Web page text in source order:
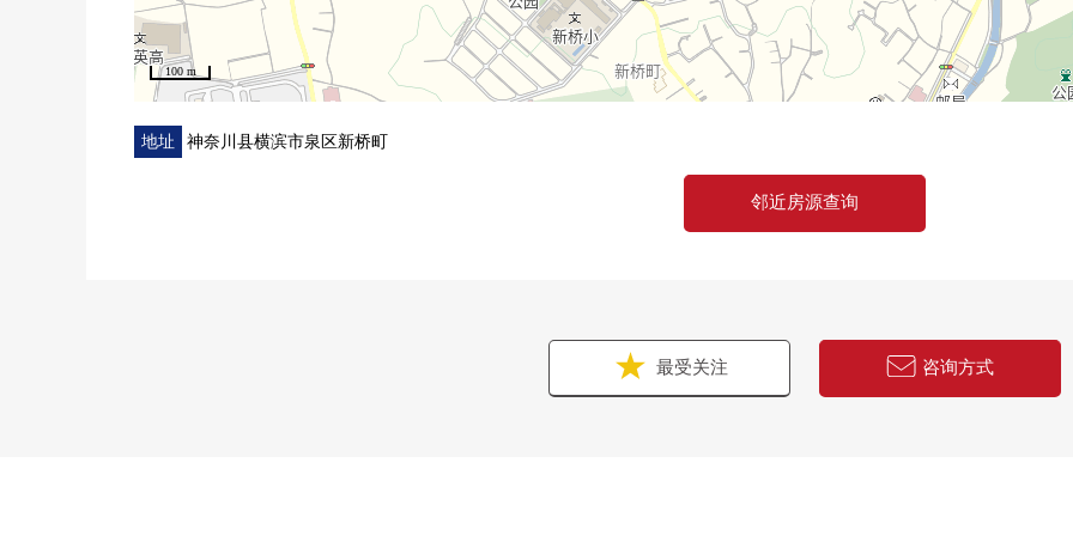
100 m
地址 神奈川县横滨市泉区新桥町
邻近房源查询
最受关注 咨询方式